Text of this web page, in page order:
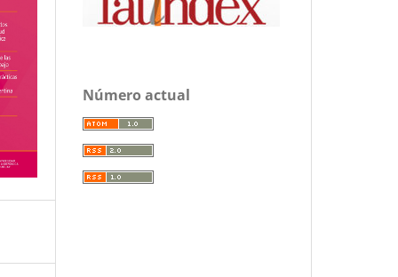
Número actual